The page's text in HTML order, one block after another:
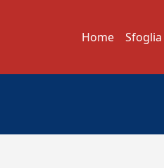
Home Sfoglia